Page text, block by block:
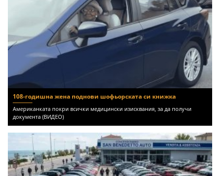
108-годишна жена поднови шофьорската си книжка
Американката покри всички медицински изисквания, за да получи
документа (ВИДЕО)